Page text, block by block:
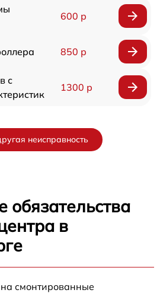
600 р
850 р
с
1300 р
неисправность
обязательства
в
на смонтированные